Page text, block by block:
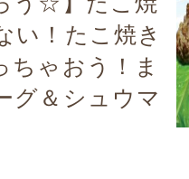
い！たこ焼き
ちゃおう！ま
グ＆シュウマ